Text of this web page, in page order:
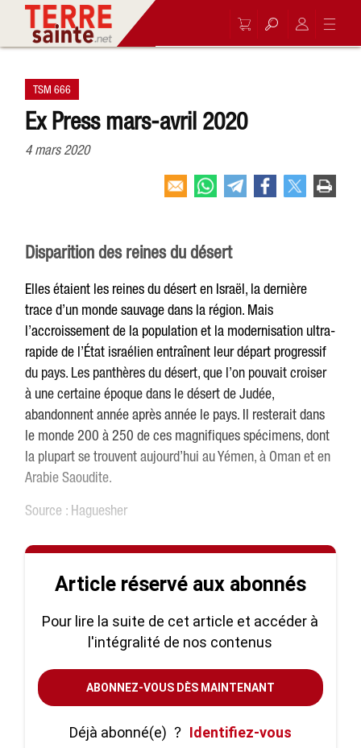
TSM 666
Ex Press mars-avril 2020
4 mars 2020
Disparition des reines du désert
Elles étaient les reines du désert en Israël, la dernière
trace d’un monde sauvage dans la région. Mais
l’accroissement de la population et la modernisation ultra-
rapide de l’État israélien entraînent leur départ progressif
du pays. Les panthères du désert, que l’on pouvait croiser
à une certaine époque dans le désert de Judée,
abandonnent année après année le pays. Il resterait dans
le monde 200 à 250 de ces magnifiques spécimens, dont
la plupart se trouvent aujourd’hui au Yémen, à Oman et en
Arabie Saoudite.
Source : Haguesher
Article réservé aux abonnés
Pour lire la suite de cet article et accéder à
l'intégralité de nos contenus
ABONNEZ-VOUS DÈS MAINTENANT
Déjà abonné(e) ? Identifiez-vous